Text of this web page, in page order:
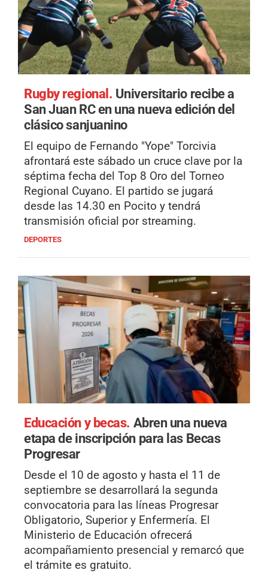
Rugby regional. Universitario recibe a
San Juan RC en una nueva edición del
clásico sanjuanino
El equipo de Fernando "Yope" Torcivia
afrontará este sábado un cruce clave por la
séptima fecha del Top 8 Oro del Torneo
Regional Cuyano. El partido se jugará
desde las 14.30 en Pocito y tendrá
transmisión oficial por streaming.
DEPORTES
Educación y becas. Abren una nueva
etapa de inscripción para las Becas
Progresar
Desde el 10 de agosto y hasta el 11 de
septiembre se desarrollará la segunda
convocatoria para las líneas Progresar
Obligatorio, Superior y Enfermería. El
Ministerio de Educación ofrecerá
acompañamiento presencial y remarcó que
el trámite es gratuito.